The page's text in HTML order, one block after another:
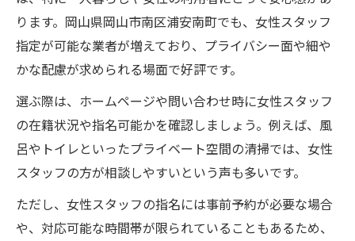
ります。岡山県岡山市南区浦安南町でも、女性スタッフ
指定が可能な業者が増えており、プライバシー面や細や
かな配慮が求められる場面で好評です。
選ぶ際は、ホームページや問い合わせ時に女性スタッフ
の在籍状況や指名可能かを確認しましょう。例えば、風
呂やトイレといったプライベート空間の清掃では、女性
スタッフの方が相談しやすいという声も多いです。
ただし、女性スタッフの指名には事前予約が必要な場合
や、対応可能な時間帯が限られていることもあるため、